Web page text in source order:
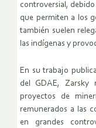
controversial,
que permiten a los
también suelen
las indígenas y
En su trabajo
del GDAE,
proyectos de
remunerados a las
en grandes